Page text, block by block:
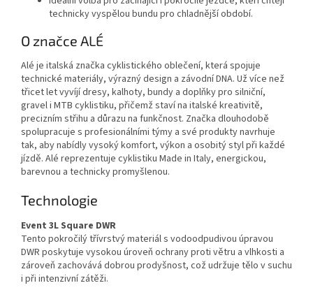
technicky vyspělou bundu pro chladnější období.
O značce ALÉ
Alé je italská značka cyklistického oblečení, která spojuje
technické materiály, výrazný design a závodní DNA. Už více než
třicet let vyvíjí dresy, kalhoty, bundy a doplňky pro silniční,
gravel i MTB cyklistiku, přičemž staví na italské kreativitě,
precizním střihu a důrazu na funkčnost. Značka dlouhodobě
spolupracuje s profesionálními týmy a své produkty navrhuje
tak, aby nabídly vysoký komfort, výkon a osobitý styl při každé
jízdě. Alé reprezentuje cyklistiku Made in Italy, energickou,
barevnou a technicky promyšlenou.
Technologie
Event 3L Square DWR
Tento pokročilý třívrstvý materiál s vodoodpudivou úpravou
DWR poskytuje vysokou úroveň ochrany proti větru a vlhkosti a
zároveň zachovává dobrou prodyšnost, což udržuje tělo v suchu
i při intenzivní zátěži.